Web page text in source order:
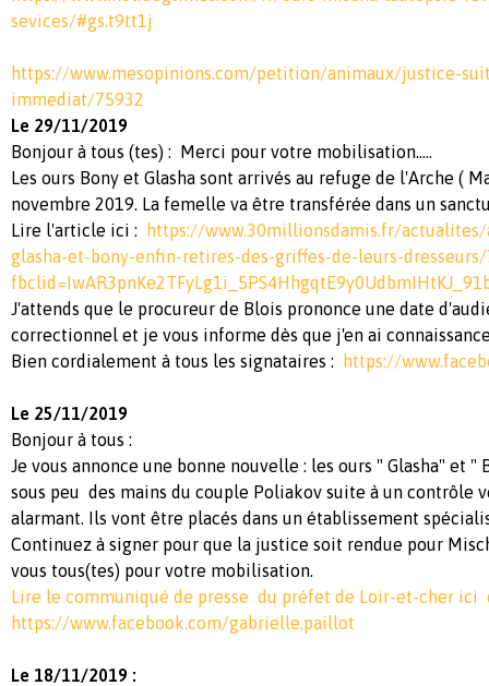
sevices/#gs.t9tt1j
https://www.mesopinions.com/petition/animaux/justice-
immediat/75932
Le 29/11/2019
Bonjour à tous (tes) : Merci pour votre mobilisation.....
Les ours Bony et Glasha sont arrivés au refuge de l'Arche (
novembre 2019. La femelle va être transférée dans un
Lire l'article ici :
https://www.30millionsdamis.fr/
glasha-et-bony-enfin-retires-des-griffes-de-leurs-dresseurs/
J'attends que le procureur de Blois prononce une date
correctionnel et je vous informe dès que j'en ai
Bien cordialement à tous les signataires :
https://
Le 25/11/2019
Bonjour à tous :
Je vous annonce une bonne nouvelle : les ours " Glasha" et
sous peu des mains du couple Poliakov suite à un contrôle
alarmant. Ils vont être placés dans un établissement
Continuez à signer pour que la justice soit rendue pour
vous tous(tes) pour votre mobilisation.
Lire le communiqué de presse du préfet de Loir-et-cher ici
https://www.facebook.com/gabrielle.paillot
Le 18/11/2019 :